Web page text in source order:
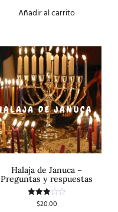
de 5
Añadir al carrito
Halaja de Januca –
Preguntas y respuestas
Valorado
$20.00